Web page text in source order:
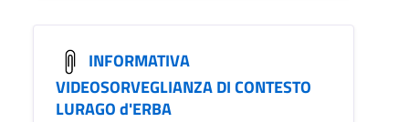
INFORMATIVA
VIDEOSORVEGLIANZA DI CONTESTO
LURAGO d'ERBA